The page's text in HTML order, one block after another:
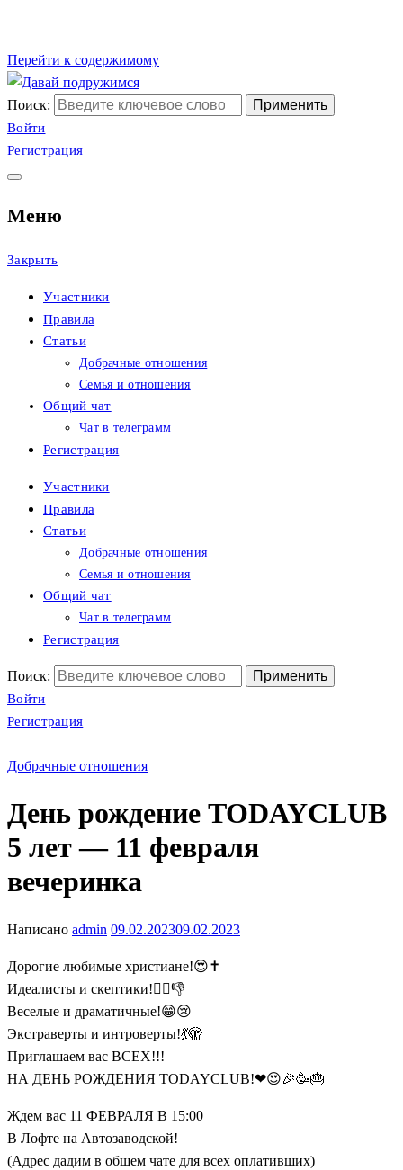
Перейти к содержимому
Сайт христианских
знакомств
Давай подружимся
Поиск:
Войти
Регистрация
Меню
Закрыть
Участники
Правила
Статьи
Добрачные отношения
Семья и отношения
Общий чат
Чат в телеграмм
Регистрация
Участники
Правила
Статьи
Добрачные отношения
Семья и отношения
Общий чат
Чат в телеграмм
Регистрация
Поиск:
Войти
Регистрация
Добрачные отношения
День рождение TODAYCLUB
5 лет — 11 февраля
вечеринка
Написано admin 09.02.202309.02.2023
Дорогие любимые христиане!😍✝
Идеалисты и скептики!👍🏻👎
Веселые и драматичные!😁😢
Экстраверты и интроверты!💃🫣
Приглашаем вас ВСЕХ!!!
НА ДЕНЬ РОЖДЕНИЯ TODAYCLUB!❤😍🎉🥳🎂
Ждем вас 11 ФЕВРАЛЯ В 15:00
В Лофте на Автозаводской!
(Адрес дадим в общем чате для всех оплативших)